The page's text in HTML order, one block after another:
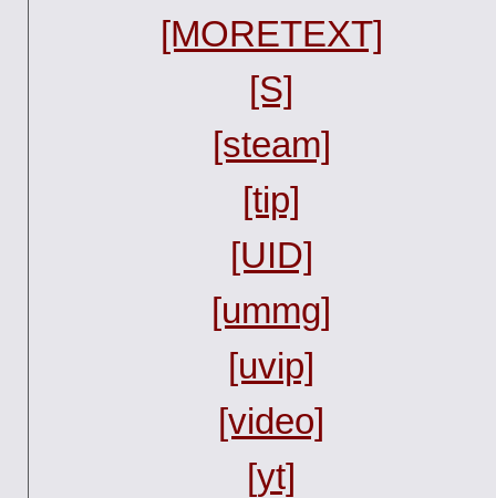
[MORETEXT]
[S]
[steam]
[tip]
[UID]
[ummg]
[uvip]
[video]
[yt]